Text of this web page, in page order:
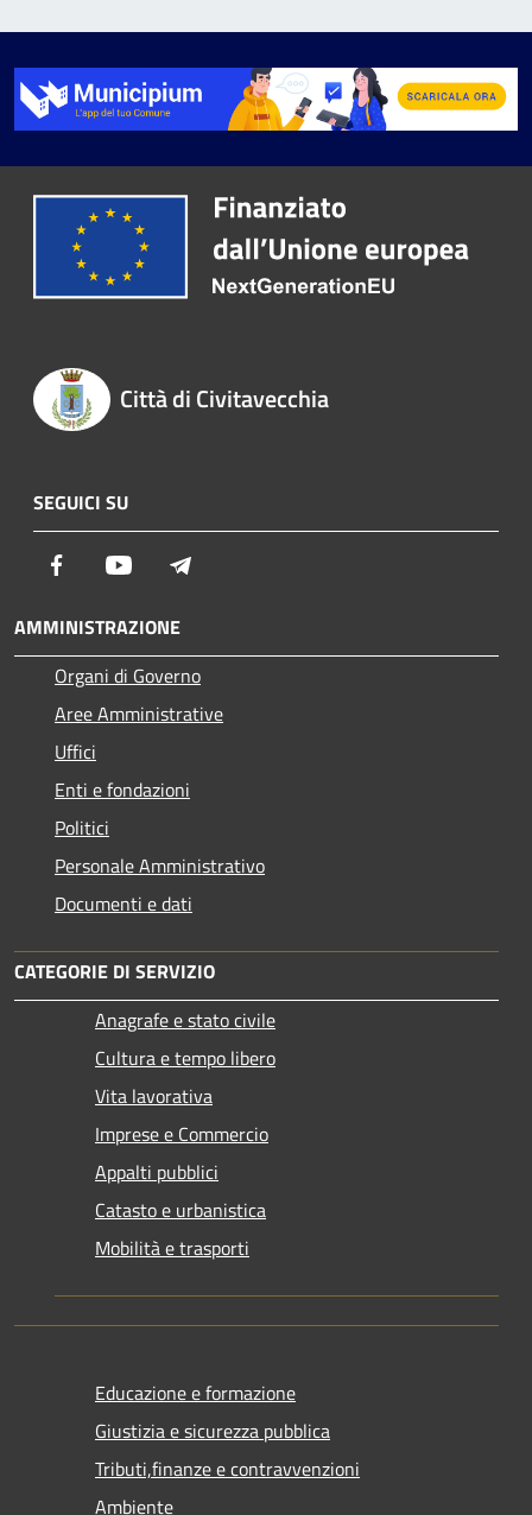
Città di Civitavecchia
SEGUICI SU
Facebook Youtube
AMMINISTRAZIONE
Organi di Governo
Aree Amministrative
Uffici
Enti e fondazioni
Politici
Personale Amministrativo
Documenti e dati
CATEGORIE DI SERVIZIO
Anagrafe e stato civile
Cultura e tempo libero
Vita lavorativa
Imprese e Commercio
Appalti pubblici
Catasto e urbanistica
Mobilità e trasporti
Educazione e formazione
Giustizia e sicurezza pubblica
Tributi,finanze e contravvenzioni
Ambiente